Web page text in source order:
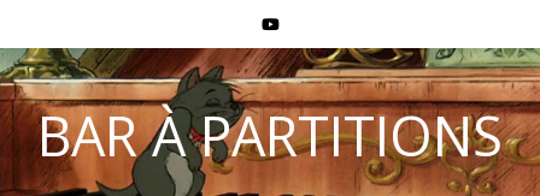
BAR À PARTITIONS